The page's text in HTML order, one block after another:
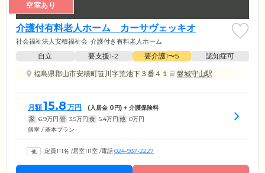
空室あり
介護付有料老人ホーム カーサヴェッキオ
社会福祉法人安積福祉会 介護付き有料老人ホーム
自立 要支援1•2 要介護1〜5
認知症可
福島県郡山市安積町笹川字荒池下３番４１
磐城守山駅
月額15.8 万円 (入居金 0円) + 介護保険料
家 6.9万円 管 3.5万円 食 5.4万円 他 0万円
個室 / 基本プラン
定員111名 /居室111室 /電話024-937-2227